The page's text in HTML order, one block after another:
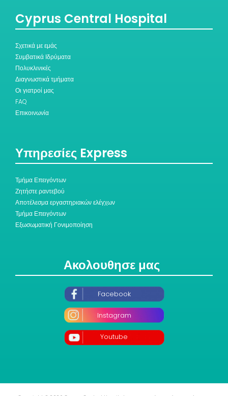
Cyprus Central Hospital
Σχετικά με εμάς
Συμβατικά Ιδρύματα
Πολυκλινικές
Διαγνωστικά τμήματα
Οι γιατροί μας
FAQ
Επικοινωνία
Υπηρεσίες Express
Τμήμα Επειγόντων
Ζητήστε ραντεβού
Αποτέλεσμα εργαστηριακών ελέγχων
Τμήμα Επειγόντων
Εξωσωματική Γονιμοποίηση
Ακολουθησε μας
Facebook
Instagram
Youtube